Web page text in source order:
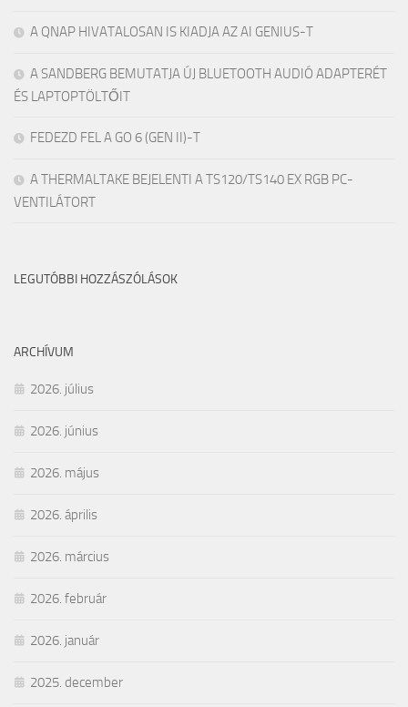
A QNAP HIVATALOSAN IS KIADJA AZ AI GENIUS-T
A SANDBERG BEMUTATJA ÚJ BLUETOOTH AUDIÓ ADAPTERÉT
ÉS LAPTOPTÖLTŐIT
FEDEZD FEL A GO 6 (GEN II)-T
A THERMALTAKE BEJELENTI A TS120/TS140 EX RGB PC-
VENTILÁTORT
LEGUTÓBBI HOZZÁSZÓLÁSOK
ARCHÍVUM
2026. július
2026. június
2026. május
2026. április
2026. március
2026. február
2026. január
2025. december